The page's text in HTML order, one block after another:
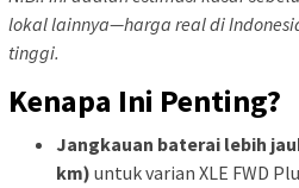
lokal lainnya—harga real di
tinggi.
Kenapa Ini Penting?
Jangkauan baterai lebih
km) untuk varian XLE FWD